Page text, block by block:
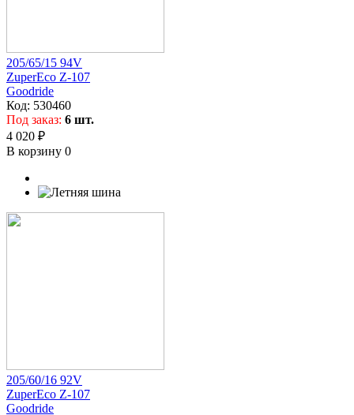
205/65/15 94V
ZuperEco Z-107
Goodride
Код: 530460
Под заказ: 6 шт.
4 020 ₽
В корзину 0
205/60/16 92V
ZuperEco Z-107
Goodride